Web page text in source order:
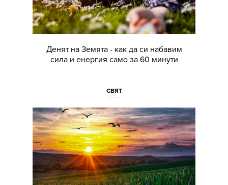
Денят на Земята - как да си набавим
сила и енергия само за 60 минути
СВЯТ